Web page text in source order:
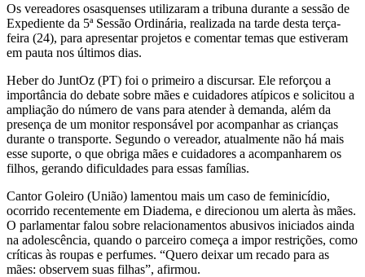
Os vereadores osasquenses utilizaram a tribuna durante a sessão de
Expediente da 5ª Sessão Ordinária, realizada na tarde desta terça-
feira (24), para apresentar projetos e comentar temas que estiveram
em pauta nos últimos dias.
Heber do JuntOz (PT) foi o primeiro a discursar. Ele reforçou a
importância do debate sobre mães e cuidadores atípicos e solicitou a
ampliação do número de vans para atender à demanda, além da
presença de um monitor responsável por acompanhar as crianças
durante o transporte. Segundo o vereador, atualmente não há mais
esse suporte, o que obriga mães e cuidadores a acompanharem os
filhos, gerando dificuldades para essas famílias.
Cantor Goleiro (União) lamentou mais um caso de feminicídio,
ocorrido recentemente em Diadema, e direcionou um alerta às mães.
O parlamentar falou sobre relacionamentos abusivos iniciados ainda
na adolescência, quando o parceiro começa a impor restrições, como
críticas às roupas e perfumes. “Quero deixar um recado para as
mães: observem suas filhas”, afirmou.